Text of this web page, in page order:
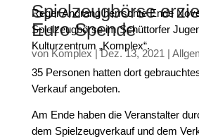
Spielzeugbörse
Euro Spende
von Komplex |Dez. 13, 2021
Reger Andrang herrschte Ende
Spielzeugbörse im Schüttorfer
Kulturzentrum „Komplex“.
35 Personen hatten dort
Verkauf angeboten.
Am Ende haben die Veranstalter
dem Spielzeugverkauf und dem